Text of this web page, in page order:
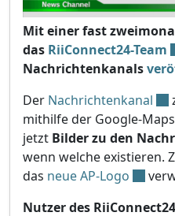
Mit einer fast
das RiiConnect24-Team
Nachrichtenkanals
Der Nachrichtenkanal
mithilfe der Google-
jetzt Bilder zu den
wenn welche existieren.
das neue AP-Logo
Nutzer des